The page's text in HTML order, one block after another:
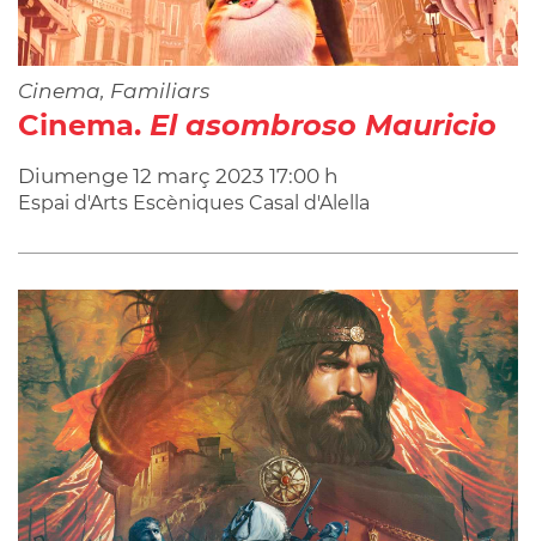
Cinema, Familiars
Cinema. El asombroso Mauricio
Diumenge 12 març 2023 17:00 h
Espai d'Arts Escèniques Casal d'Alella